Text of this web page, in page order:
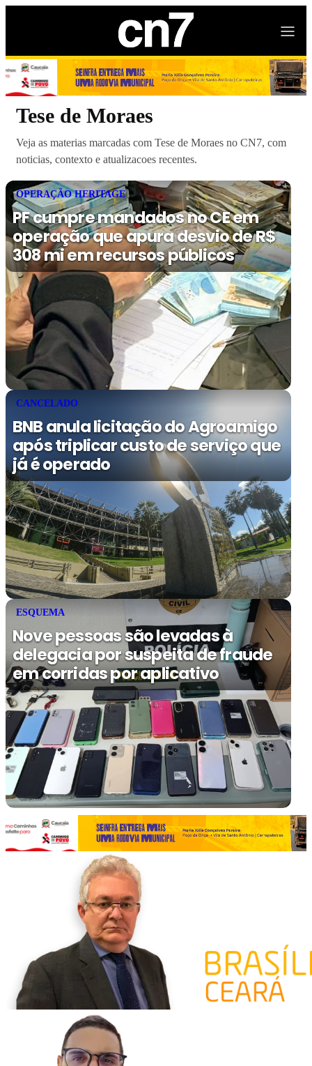
Tese de Moraes
Veja as materias marcadas com Tese de Moraes no CN7, com
noticias, contexto e atualizacoes recentes.
OPERAÇÃO HERITAGE
PF cumpre mandados no CE em
operação que apura desvio de R$
308 mi em recursos públicos
CANCELADO
BNB anula licitação do Agroamigo
após triplicar custo de serviço que
já é operado
ESQUEMA
Nove pessoas são levadas à
delegacia por suspeita de fraude
em corridas por aplicativo